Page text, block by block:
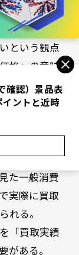
取る場合に
。
という観点
格」の意味
が望ましい
合の上限の
合の平均的
た一般消費
実際に買取
れる。
「買取実績
がある。
確認）景品表
ントと近時